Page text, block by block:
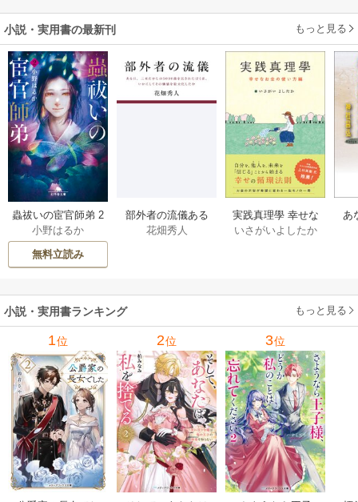
小説・実用書の最新刊 もっと見る
蟲祓いの宦官師弟 2
巻
小野はるか
無料立読み
部外者の流儀ある
日、三木たかしの5
したか 1巻
花畑秀人
実践真理學 幸せな
お金の使い方編 1巻
いさがいよしたか
あ
小説・実用書ランキング もっと見る
1位 2位 3位